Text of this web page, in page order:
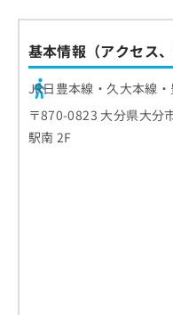
基本情報（アクセス
JR日豊本線・久大本線
〒870-0823 大分県大分
駅南 2F